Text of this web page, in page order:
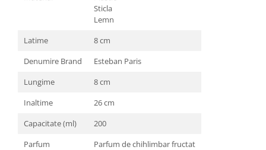
Sticla
Lemn
Latime
8 cm
Denumire Brand
Esteban Paris
Lungime
8 cm
Inaltime
26 cm
Capacitate (ml)
200
Parfum
Parfum de chihlimbar fructat